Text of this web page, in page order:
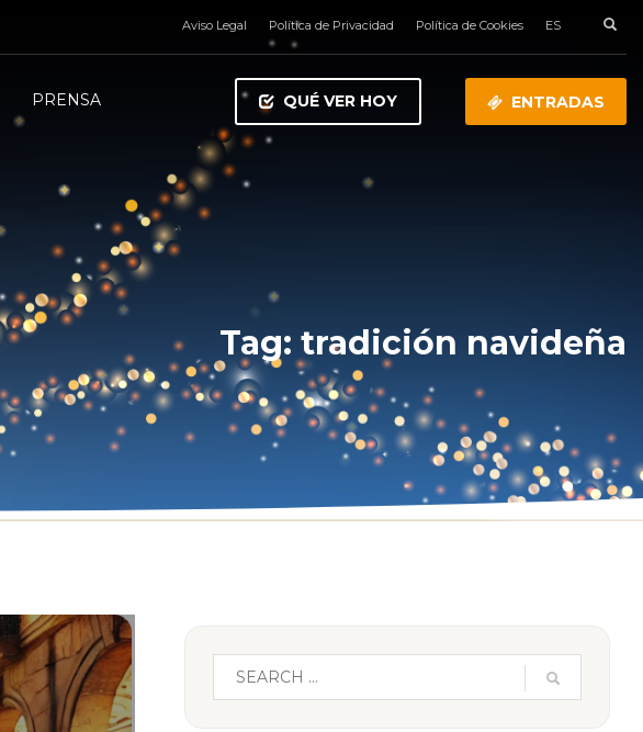
Aviso Legal Política de Privacidad Política de Cookies ES
PRENSA
QUÉ VER HOY ENTRADAS
Tag: tradición navideña